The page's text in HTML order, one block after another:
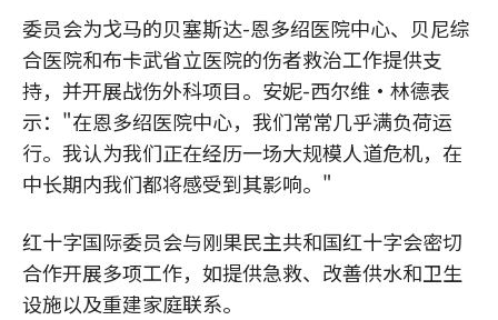
委员会为戈马的贝塞斯达-恩多绍医院中心、贝尼综
合医院和布卡武省立医院的伤者救治工作提供支
持，并开展战伤外科项目。安妮-西尔维·林德表
示："在恩多绍医院中心，我们常常几乎满负荷运
行。我认为我们正在经历一场大规模人道危机，在
中长期内我们都将感受到其影响。"
红十字国际委员会与刚果民主共和国红十字会密切
合作开展多项工作，如提供急救、改善供水和卫生
设施以及重建家庭联系。